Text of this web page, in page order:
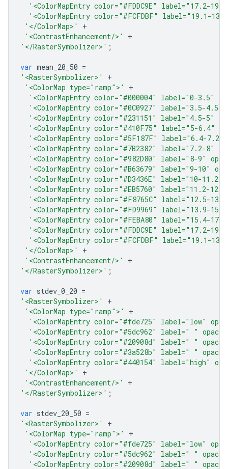
'<ColorMapEntry color="#FDDC9E" label="17.2-
'<ColorMapEntry color="#FCFDBF" label="19.1-
'</ColorMap>'
+
'<ContrastEnhancement/>'
+
'</RasterSymbolizer>' ;
var mean_20_50 =
'<RasterSymbolizer>'
+
'<ColorMap type="ramp">'
+
'<ColorMapEntry color="#000004" label="0-3.5"
'<ColorMapEntry color="#0C0927" label="3.5-
'<ColorMapEntry color="#231151" label="4.5-5"
'<ColorMapEntry color="#410F75" label="5-6.4"
'<ColorMapEntry color="#5F187F" label="6.4-
'<ColorMapEntry color="#7B2382" label="7.2-8"
'<ColorMapEntry color="#982D80" label="8-9"
'<ColorMapEntry color="#B63679" label="9-10"
'<ColorMapEntry color="#D3436E" label="10-
'<ColorMapEntry color="#EB5760" label="11.2-
'<ColorMapEntry color="#F8765C" label="12.5-
'<ColorMapEntry color="#FD9969" label="13.9-
'<ColorMapEntry color="#FEBA80" label="15.4-
'<ColorMapEntry color="#FDDC9E" label="17.2-
'<ColorMapEntry color="#FCFDBF" label="19.1-
'</ColorMap>'
+
'<ContrastEnhancement/>'
+
'</RasterSymbolizer>' ;
var stdev_0_20 =
'<RasterSymbolizer>'
+
'<ColorMap type="ramp">'
+
'<ColorMapEntry color="#fde725" label="low"
'<ColorMapEntry color="#5dc962" label=" "
'<ColorMapEntry color="#20908d" label=" "
'<ColorMapEntry color="#3a528b" label=" "
'<ColorMapEntry color="#440154" label="high"
'</ColorMap>'
+
'<ContrastEnhancement/>'
+
'</RasterSymbolizer>' ;
var stdev_20_50 =
'<RasterSymbolizer>'
+
'<ColorMap type="ramp">'
+
'<ColorMapEntry color="#fde725" label="low"
'<ColorMapEntry color="#5dc962" label=" "
'<ColorMapEntry color="#20908d" label=" "